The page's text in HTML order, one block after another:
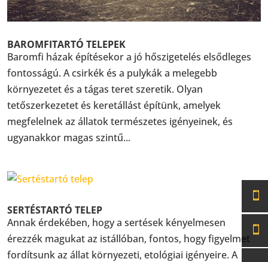
BAROMFITARTÓ TELEPEK
Baromfi házak építésekor a jó hőszigetelés elsődleges
fontosságú. A csirkék és a pulykák a melegebb
környezetet és a tágas teret szeretik. Olyan
tetőszerkezetet és keretállást építünk, amelyek
megfelelnek az állatok természetes igényeinek, és
ugyanakkor magas szintű...
SERTÉSTARTÓ TELEP
Annak érdekében, hogy a sertések kényelmesen
érezzék magukat az istállóban, fontos, hogy figyelmet
fordítsunk az állat környezeti, etológiai igényeire. A